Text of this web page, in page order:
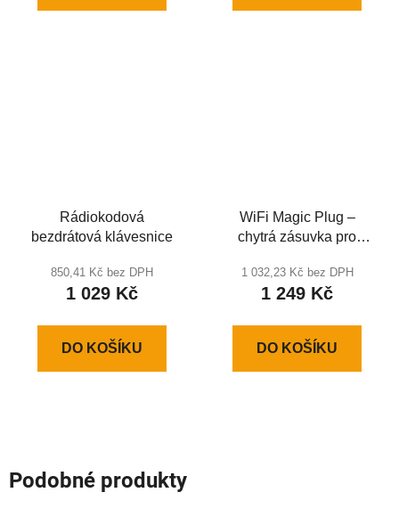
Rádiokodová
bezdrátová klávesnice
850,41 Kč bez DPH
1 029 Kč
DO KOŠÍKU
WiFi Magic Plug –
chytrá zásuvka pro
vrat
1 032,23 Kč bez DPH
1 249 Kč
DO KOŠÍKU
Podobné produkty